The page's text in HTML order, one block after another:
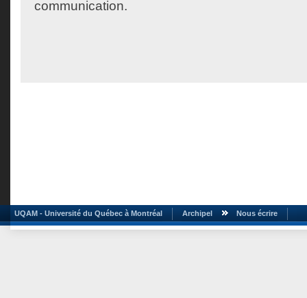
communication.
UQAM - Université du Québec à Montréal Archipel Nous écrire